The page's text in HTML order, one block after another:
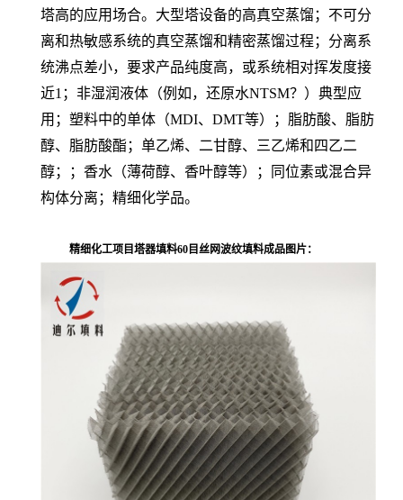
塔高的应用场合。大型塔设备的高真空蒸馏；不可分
离和热敏感系统的真空蒸馏和精密蒸馏过程；分离系
统沸点差小，要求产品纯度高，或系统相对挥发度接
近1；非湿润液体（例如，还原水NTSM？）典型应
用；塑料中的单体（MDI、DMT等）；脂肪酸、脂肪
醇、脂肪酸酯；单乙烯、二甘醇、三乙烯和四乙二
醇；；香水（薄荷醇、香叶醇等）；同位素或混合异
构体分离；精细化学品。
精细化工项目塔器填料60目丝网波纹填料成品图片：